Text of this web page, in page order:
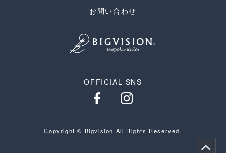
お問い合わせ
OFFICIAL SNS
Copyright © Bigvision All Rights Reserved.